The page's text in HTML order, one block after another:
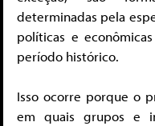
determinadas pela
políticas e
período histórico.
Isso ocorre porque o
em quais grupos e